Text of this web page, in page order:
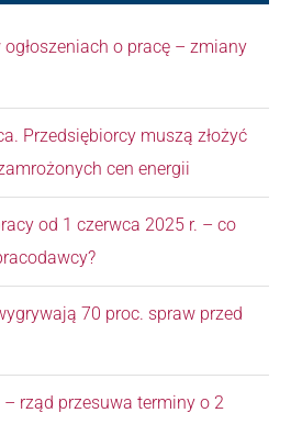
o pracę – zmiany
Przedsiębiorcy muszą złożyć
cen energii
od 1 czerwca 2025 r. – co
70 proc. spraw przed
– rząd przesuwa terminy o 2